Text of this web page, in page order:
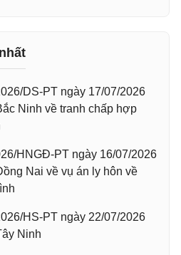
DS-PT ngày 17/07/2026
Ninh về tranh chấp hợp
HNGĐ-PT ngày 16/07/2026
Nai về vụ án ly hôn về
HS-PT ngày 22/07/2026
Ninh